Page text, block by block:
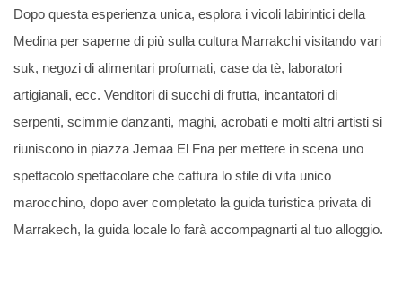
Dopo questa esperienza unica, esplora i vicoli labirintici della
Medina per saperne di più sulla cultura Marrakchi visitando vari
suk, negozi di alimentari profumati, case da tè, laboratori
artigianali, ecc. Venditori di succhi di frutta, incantatori di
serpenti, scimmie danzanti, maghi, acrobati e molti altri artisti si
riuniscono in piazza Jemaa El Fna per mettere in scena uno
spettacolo spettacolare che cattura lo stile di vita unico
marocchino, dopo aver completato la guida turistica privata di
Marrakech, la guida locale lo farà accompagnarti al tuo alloggio.